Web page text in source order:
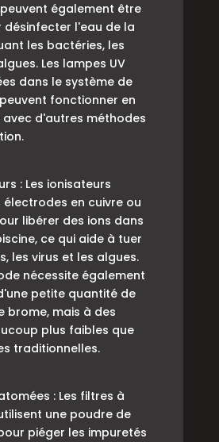
également être
désinfecter l'eau de la
les bactéries, les
Les lampes UV
dans le système de
fonctionner en
d'autres méthodes
: Les ionisateurs
électrodes en cuivre ou
libérer des ions dans
ce qui aide à tuer
les virus et les algues.
nécessite également
petite quantité de
brome, mais à des
plus faibles que
traditionnelles.
: Les filtres à
une poudre de
piéger les impuretés